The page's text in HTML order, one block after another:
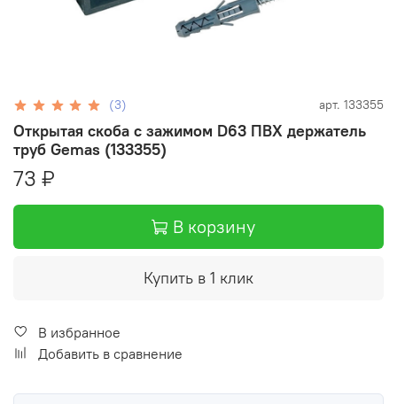
(3) арт. 133355
Открытая скоба с зажимом D63 ПВХ держатель
труб Gemas (133355)
73 ₽
В корзину
Купить в 1 клик
В избранное
Добавить в сравнение